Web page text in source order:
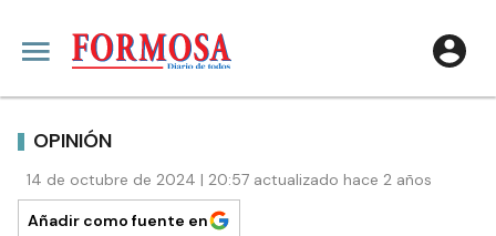
OPINIÓN
14 de octubre de 2024 | 20:57 actualizado hace 2 años
Añadir como fuente en